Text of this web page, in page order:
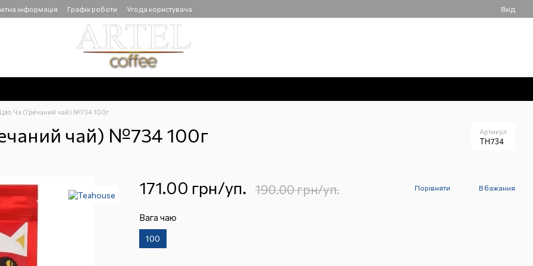
інформація Графік роботи Угода користувача Вхід
Цяо Ча (Гречаний чай) №734 100г
чай) №734 100г Артикул
TH734
171.00 грн/уп. 190.00 грн/уп. Порівняти В бажання
Вага чаю
100